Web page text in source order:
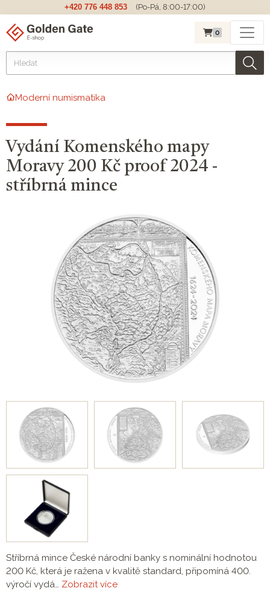
+420 776 448 853 (Po-Pá, 8:00-17:00)
0
Moderní numismatika
Vydání Komenského mapy
Moravy 200 Kč proof 2024 -
stříbrná mince
Stříbrná mince České národní banky s nominální hodnotou
200 Kč, která je ražena v kvalitě standard, připomíná 400.
výročí vydá… Zobrazit více